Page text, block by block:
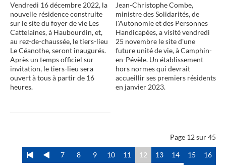
Vendredi 16 décembre 2022, la
nouvelle résidence construite
sur le site du foyer de vie Les
Cattelaines, à Haubourdin, et,
au rez-de-chaussée, le tiers-lieu
Le Céanothe, seront inaugurés.
Après un temps officiel sur
invitation, le tiers-lieu sera
ouvert à tous à partir de 16
heures.
Jean-Christophe Combe,
ministre des Solidarités, de
l'Autonomie et des Personnes
Handicapées, a visité vendredi
25 novembre le site d'une
future unité de vie, à Camphin-
en-Pévèle. Un établissement
hors normes qui devrait
accueillir ses premiers résidents
en janvier 2023.
Page 12 sur 45
7 8 9 10 11 12 13 14 15 16